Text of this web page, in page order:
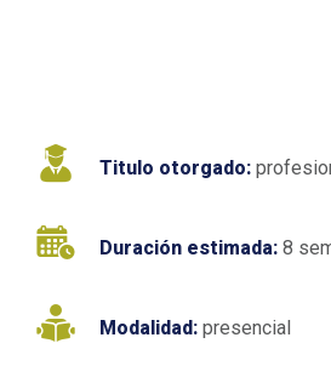
Titulo otorgado:
Duración estimada: 8
Modalidad: presencial